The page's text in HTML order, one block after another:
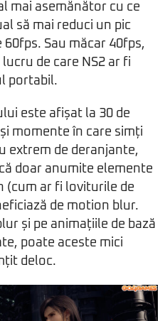
mai asemănător cu ce
să mai reduci un pic
Sau măcar 40fps,
de care NS2 ar fi
portabil.
este afișat la 30 de
momente în care simți
extrem de deranjante,
doar anumite elemente
(cum ar fi loviturile de
de motion blur.
și pe animațiile de bază
poate aceste mici
deloc.